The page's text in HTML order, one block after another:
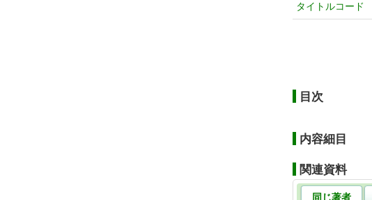
タイトルコード
目次
内容細目
関連資料
同じ著者